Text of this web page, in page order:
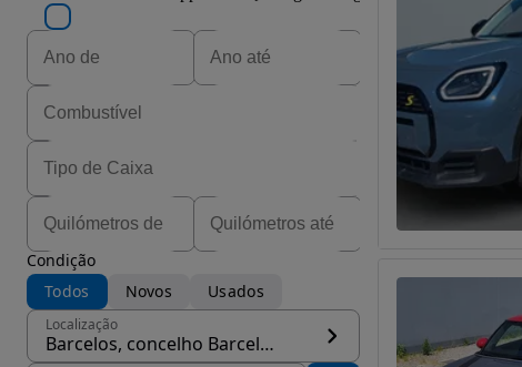
Condição
Todos
Novos Usados
Localização
Barcelos, concelho Barcelos